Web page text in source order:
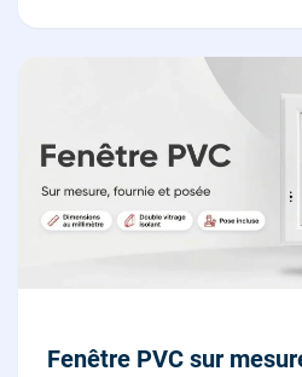
Fenêtre PVC sur